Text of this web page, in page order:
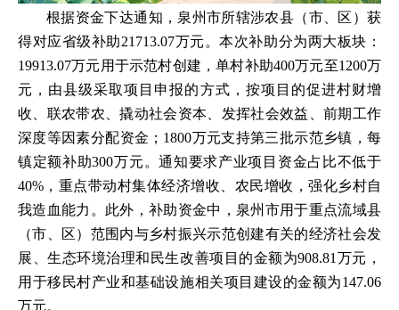
根据资金下达通知，泉州市所辖涉农县（市、区）获
得对应省级补助21713.07万元。本次补助分为两大板块：
19913.07万元用于示范村创建，单村补助400万元至1200万
元，由县级采取项目申报的方式，按项目的促进村财增
收、联农带农、撬动社会资本、发挥社会效益、前期工作
深度等因素分配资金；1800万元支持第三批示范乡镇，每
镇定额补助300万元。通知要求产业项目资金占比不低于
40%，重点带动村集体经济增收、农民增收，强化乡村自
我造血能力。此外，补助资金中，泉州市用于重点流域县
（市、区）范围内与乡村振兴示范创建有关的经济社会发
展、生态环境治理和民生改善项目的金额为908.81万元，
用于移民村产业和基础设施相关项目建设的金额为147.06
万元。